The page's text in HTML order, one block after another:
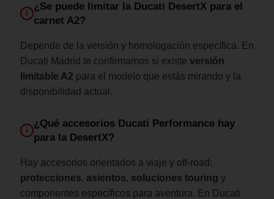
i
¿Se puede limitar la Ducati DesertX para el
carnet A2?
Depende de la versión y homologación específica. En
Ducati Madrid te confirmamos si existe versión
limitable A2 para el modelo que estás mirando y la
disponibilidad actual.
i
¿Qué accesorios Ducati Performance hay
para la DesertX?
Hay accesorios orientados a viaje y off-road:
protecciones, asientos, soluciones touring y
componentes específicos para aventura. En Ducati